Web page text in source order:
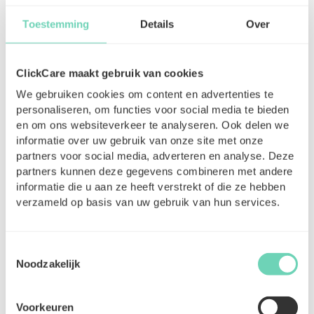
Toestemming Details Over
ClickCare maakt gebruik van cookies
We gebruiken cookies om content en advertenties te
personaliseren, om functies voor social media te bieden
en om ons websiteverkeer te analyseren. Ook delen we
informatie over uw gebruik van onze site met onze
partners voor social media, adverteren en analyse. Deze
partners kunnen deze gegevens combineren met andere
informatie die u aan ze heeft verstrekt of die ze hebben
verzameld op basis van uw gebruik van hun services.
Noodzakelijk
Voorkeuren
Besoin de plus d’explications sur ClickCare ?
Regardez nos vidéos explicatives
flexible, à votre missions